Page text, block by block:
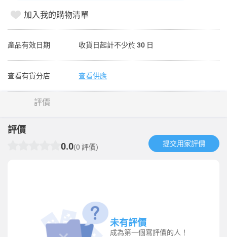
加入我的購物清單
產品有效日期 收貨日起計不少於 30 日
查看有貨分店 查看供應
評價
評價
0.0(0 評價) 提交用家評價​
未有評價
成為第一個寫評價的人！